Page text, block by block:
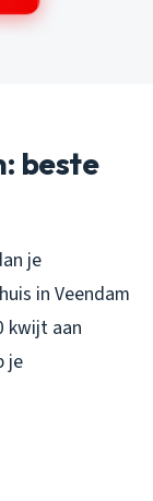
beste
je
in Veendam
kwijt aan
je